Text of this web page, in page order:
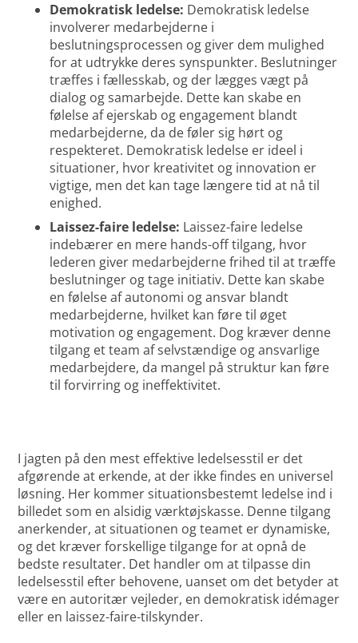
Demokratisk ledelse: Demokratisk ledelse
involverer medarbejderne i
beslutningsprocessen og giver dem mulighed
for at udtrykke deres synspunkter. Beslutninger
træffes i fællesskab, og der lægges vægt på
dialog og samarbejde. Dette kan skabe en
følelse af ejerskab og engagement blandt
medarbejderne, da de føler sig hørt og
respekteret. Demokratisk ledelse er ideel i
situationer, hvor kreativitet og innovation er
vigtige, men det kan tage længere tid at nå til
enighed.
Laissez-faire ledelse: Laissez-faire ledelse
indebærer en mere hands-off tilgang, hvor
lederen giver medarbejderne frihed til at træffe
beslutninger og tage initiativ. Dette kan skabe
en følelse af autonomi og ansvar blandt
medarbejderne, hvilket kan føre til øget
motivation og engagement. Dog kræver denne
tilgang et team af selvstændige og ansvarlige
medarbejdere, da mangel på struktur kan føre
til forvirring og ineffektivitet.
I jagten på den mest effektive ledelsesstil er det
afgørende at erkende, at der ikke findes en universel
løsning. Her kommer situationsbestemt ledelse ind i
billedet som en alsidig værktøjskasse. Denne tilgang
anerkender, at situationen og teamet er dynamiske,
og det kræver forskellige tilgange for at opnå de
bedste resultater. Det handler om at tilpasse din
ledelsesstil efter behovene, uanset om det betyder at
være en autoritær vejleder, en demokratisk idémager
eller en laissez-faire-tilskynder.